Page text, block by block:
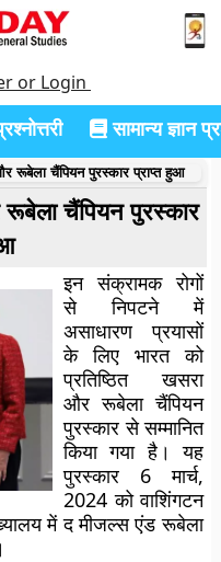
or Login
सामान्य ज्ञान
रूबेला चैंपियन पुरस्कार प्राप्त हुआ
चैंपियन पुरस्कार
इन संक्रामक रोगों
से निपटने में
असाधारण प्रयासों
के लिए भारत को
प्रतिष्ठित खसरा
और रूबेला चैंपियन
पुरस्कार से सम्मानित
किया गया है। यह
पुरस्कार 6 मार्च,
2024 को वाशिंगटन
में द मीजल्स एंड रूबेला